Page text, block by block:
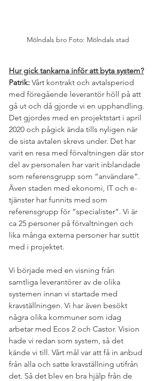
Mölndals bro Foto: Mölndals stad
Hur gick tankarna inför att byta system?
Patrik: Vårt kontrakt och avtalsperiod
med föregående leverantör höll på att
gå ut och då gjorde vi en upphandling.
Det gjordes med en projektstart i april
2020 och pågick ända tills nyligen när
de sista avtalen skrevs under. Det har
varit en resa med förvaltningen där stor
del av personalen har varit inblandade
som referensgrupp som ”användare”.
Även staden med ekonomi, IT och e-
tjänster har funnits med som
referensgrupp för ”specialister”. Vi är
ca 25 personer på förvaltningen och
lika många externa personer har suttit
med i projektet.
Vi började med en visning från
samtliga leverantörer av de olika
systemen innan vi startade med
kravställningen. Vi har även besökt
några olika kommuner som idag
arbetar med Ecos 2 och Castor. Vision
hade vi redan som system, så det
kände vi till. Vårt mål var att få in anbud
från alla och satte kravställning utifrån
det. Så det blev en bra hjälp från de